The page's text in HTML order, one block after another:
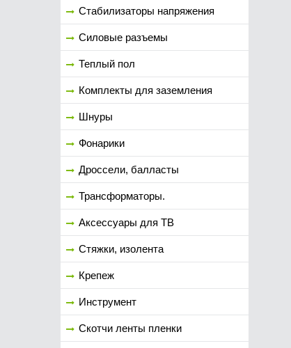
Стабилизаторы напряжения
Силовые разъемы
Теплый пол
Комплекты для заземления
Шнуры
Фонарики
Дроссели, балласты
Трансформаторы.
Аксессуары для ТВ
Стяжки, изолента
Крепеж
Инструмент
Скотчи ленты пленки